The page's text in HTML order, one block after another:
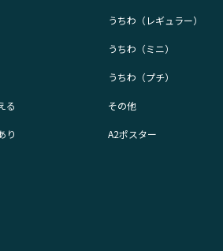
る
り
うちわ（レギュラー）
うちわ（ミニ）
うちわ（プチ）
その他
A2ポスター